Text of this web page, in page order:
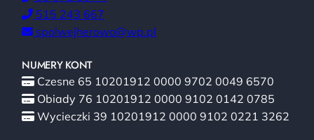
515 243 667
spolwejherowo@wp.pl
NUMERY KONT
Czesne 65 10201912 0000 9702 0049 6570
Obiady 76 10201912 0000 9102 0142 0785
Wycieczki 39 10201912 0000 9102 0221 3262